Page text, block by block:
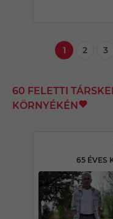
1 2 3
60 FELETTI
KÖRNYÉKÉN
65 ÉVES